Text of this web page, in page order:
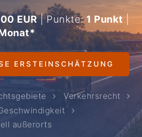
EUR| Punkte: 1 Punkt
ERSTEINSCHÄTZUNG
Verkehrsrecht
außerorts